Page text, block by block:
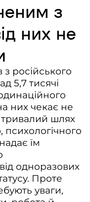
з
них не
російського
5,7 тисячі
них чекає не
тривалий шлях
їм
одноразових
Проте
уваги,